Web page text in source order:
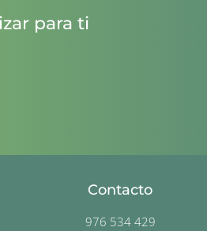
para ti
Contacto
976 534 429